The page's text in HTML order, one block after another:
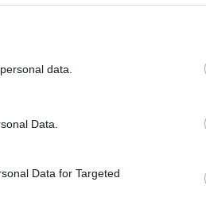
data.
Data.
Data for Targeted
να αυξηθούν οι 72
σε θέση ως χώρα
στήριξης της
σήμερα είναι σε
για να συμπληρώσει:
όπως σας είπα, θα